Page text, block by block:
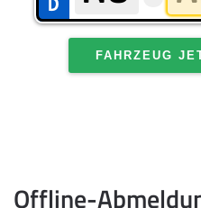
FAHRZEUG
Offline-